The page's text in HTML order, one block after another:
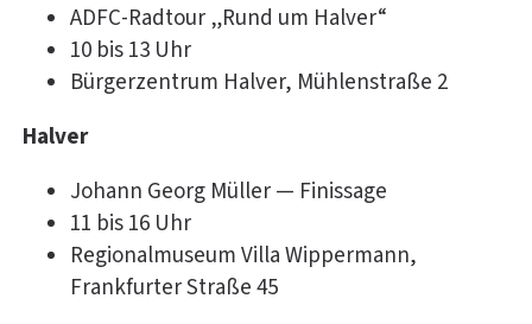
ADFC-Radtour „Rund um Halver“
10 bis 13 Uhr
Bürgerzentrum Halver, Mühlenstraße 2
Halver
Johann Georg Müller — Finissage
11 bis 16 Uhr
Regionalmuseum Villa Wippermann,
Frankfurter Straße 45